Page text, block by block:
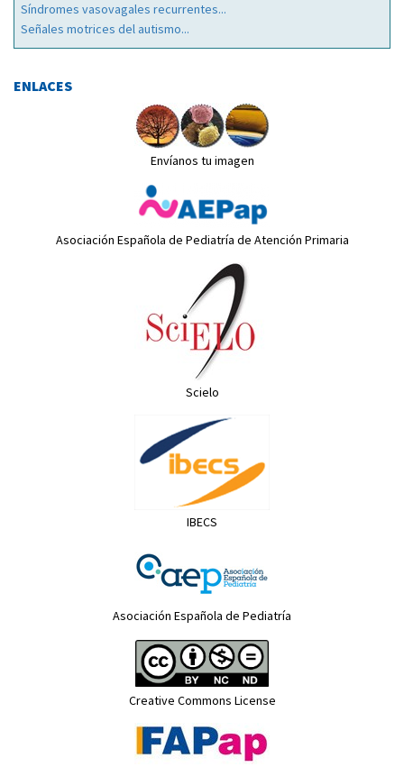
Síndromes vasovagales recurrentes...
Señales motrices del autismo...
ENLACES
Envíanos tu imagen
Asociación Española de Pediatría de Atención Primaria
Scielo
IBECS
Asociación Española de Pediatría
Creative Commons License